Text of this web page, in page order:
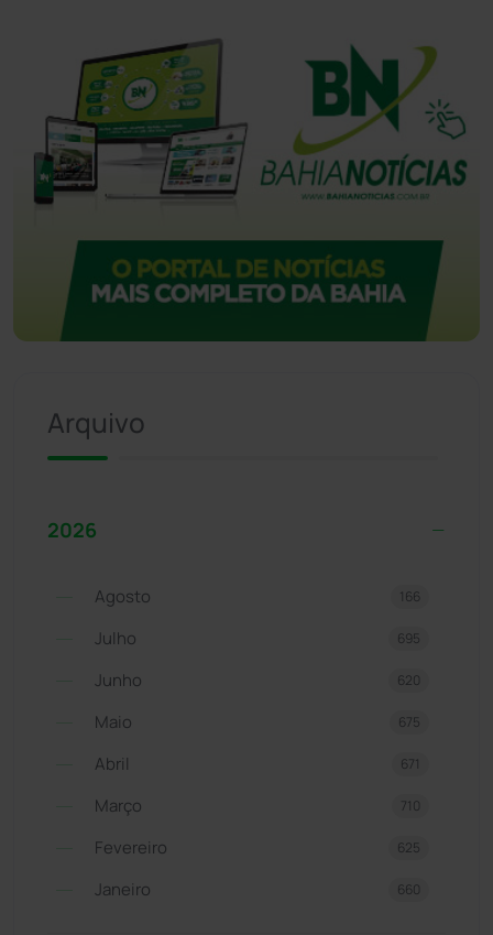
Arquivo
2026
Agosto 166
Julho 695
Junho 620
Maio 675
Abril 671
Março 710
Fevereiro 625
Janeiro 660